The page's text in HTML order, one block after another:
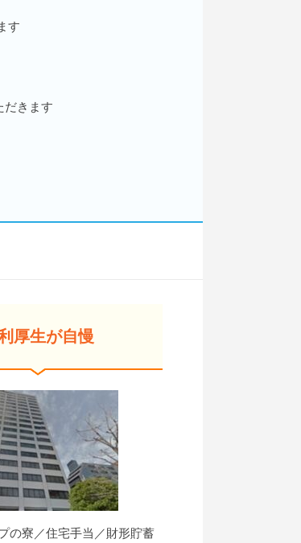
す
だきます
厚生が自慢
の寮／住宅手当／財形貯蓄